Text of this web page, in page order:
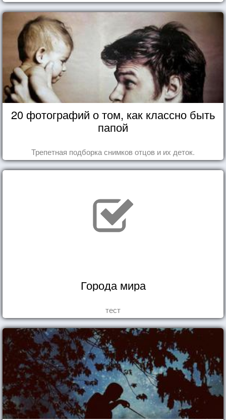
20 фотографий о том, как классно быть
папой
Трепетная подборка снимков отцов и их деток.
Города мира
тест